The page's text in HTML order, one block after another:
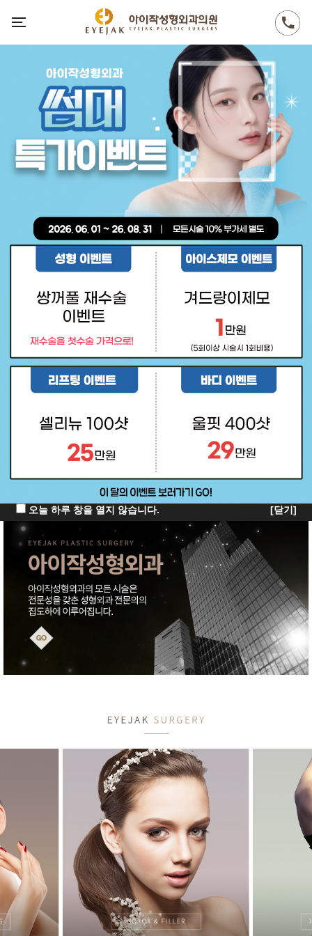
오늘 하루 창을 열지 않습니다. [닫기]